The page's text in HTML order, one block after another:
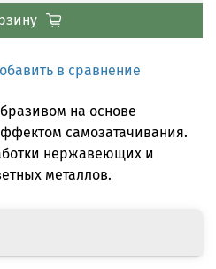
в сравнение
на основе
самозатачивания.
нержавеющих и
металлов.